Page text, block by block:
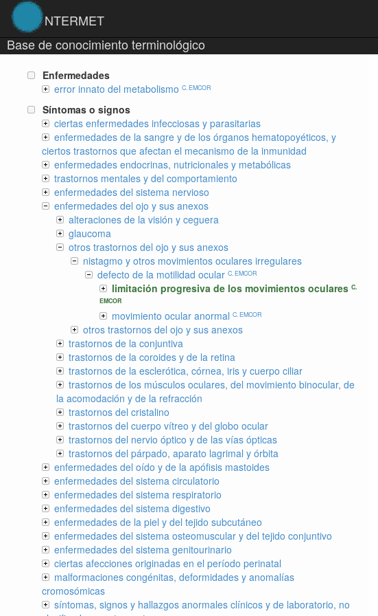
NTERMET
Base de conocimiento terminológico
Enfermedades
error innato del metabolismo C. EMCOR
Síntomas o signos
ciertas enfermedades infecciosas y parasitarias
enfermedades de la sangre y de los órganos hematopoyéticos, y
ciertos trastornos que afectan el mecanismo de la inmunidad
enfermedades endocrinas, nutricionales y metabólicas
trastornos mentales y del comportamiento
enfermedades del sistema nervioso
enfermedades del ojo y sus anexos
alteraciones de la visión y ceguera
glaucoma
otros trastornos del ojo y sus anexos
nistagmo y otros movimientos oculares irregulares
defecto de la motilidad ocular C. EMCOR
limitación progresiva de los movimientos oculares C.
EMCOR
movimiento ocular anormal C. EMCOR
otros trastornos del ojo y sus anexos
trastornos de la conjuntiva
trastornos de la coroides y de la retina
trastornos de la esclerótica, córnea, iris y cuerpo ciliar
trastornos de los músculos oculares, del movimiento binocular, de
la acomodación y de la refracción
trastornos del cristalino
trastornos del cuerpo vítreo y del globo ocular
trastornos del nervio óptico y de las vías ópticas
trastornos del párpado, aparato lagrimal y órbita
enfermedades del oído y de la apófisis mastoides
enfermedades del sistema circulatorio
enfermedades del sistema respiratorio
enfermedades del sistema digestivo
enfermedades de la piel y del tejido subcutáneo
enfermedades del sistema osteomuscular y del tejido conjuntivo
enfermedades del sistema genitourinario
ciertas afecciones originadas en el período perinatal
malformaciones congénitas, deformidades y anomalías
cromosómicas
síntomas, signos y hallazgos anormales clínicos y de laboratorio, no